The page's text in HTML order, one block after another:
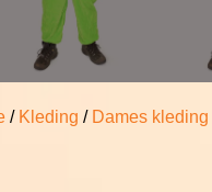
/ Kleding / Dames kleding